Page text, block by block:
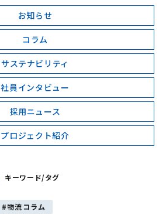
お知らせ
コラム
サステナビリティ
社員インタビュー
採用ニュース
プロジェクト紹介
キーワード/タグ
物流コラム